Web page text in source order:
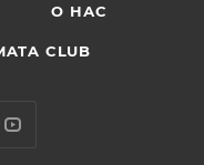
О НАС
CLUB